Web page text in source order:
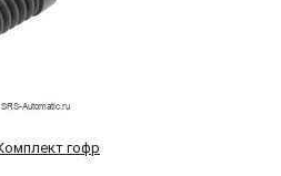
гофр